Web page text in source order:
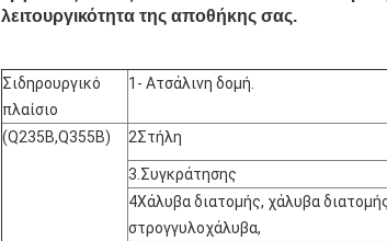
λειτουργικότητα της αποθήκης σας.
Σιδηρουργικό
πλαίσιο
1- Ατσάλινη δομή.
(Q235B,Q355B) 2Στήλη
3.Συγκράτησης
4Χάλυβα διατομής, χάλυβα
στρογγυλοχάλυβα,